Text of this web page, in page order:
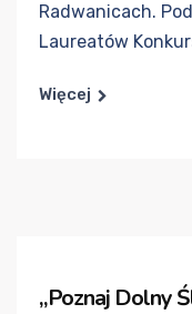
Radwanicach.
Laureatów
Więcej
„Poznaj Dolny